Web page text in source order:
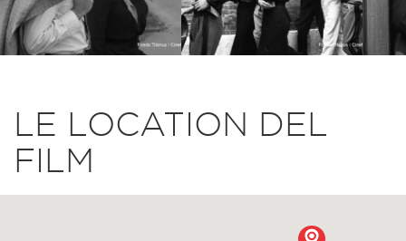
LE LOCATION DEL
FILM